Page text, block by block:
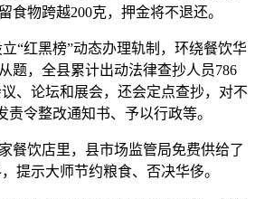
食物跨越200克，押金将不退还。
红黑榜”动态办理轨制，环绕餐饮华
题，全县累计出动法律查抄人员786
、论坛和展会，还会定点查抄，对不
责令整改通知书、予以行政等。
饮店里，县市场监管局免费供给了
提示大师节约粮食、否决华侈。